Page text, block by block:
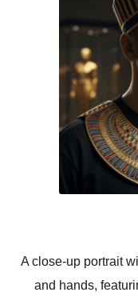
A close-up portrait
and hands,